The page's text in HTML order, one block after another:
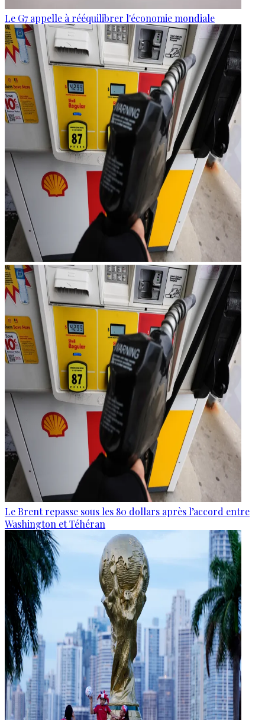
Le G7 appelle à rééquilibrer l'économie mondiale
Le Brent repasse sous les 80 dollars après l’accord entre
Washington et Téhéran